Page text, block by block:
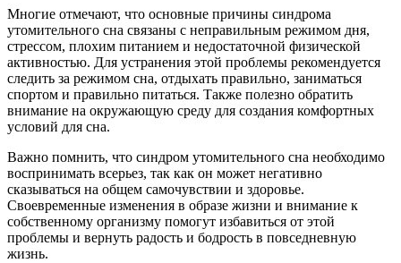
Многие отмечают, что основные причины синдрома
утомительного сна связаны с неправильным режимом дня,
стрессом, плохим питанием и недостаточной физической
активностью. Для устранения этой проблемы рекомендуется
следить за режимом сна, отдыхать правильно, заниматься
спортом и правильно питаться. Также полезно обратить
внимание на окружающую среду для создания комфортных
условий для сна.
Важно помнить, что синдром утомительного сна необходимо
воспринимать всерьез, так как он может негативно
сказываться на общем самочувствии и здоровье.
Своевременные изменения в образе жизни и внимание к
собственному организму помогут избавиться от этой
проблемы и вернуть радость и бодрость в повседневную
жизнь.